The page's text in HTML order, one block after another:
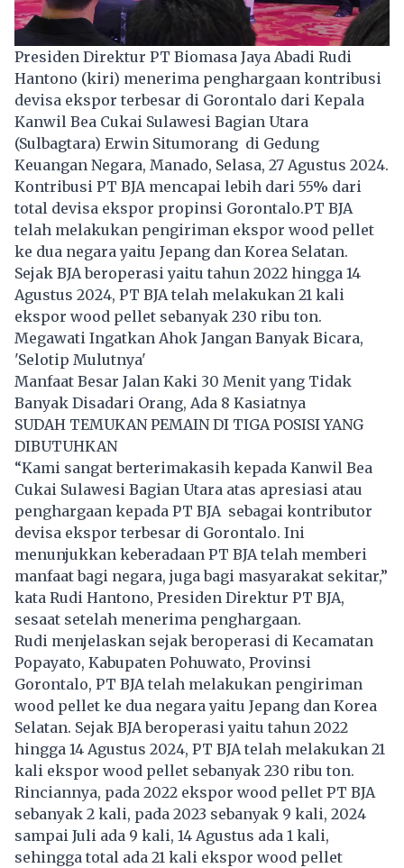
Presiden Direktur PT Biomasa Jaya Abadi Rudi
Hantono (kiri) menerima penghargaan kontribusi
devisa ekspor terbesar di Gorontalo dari Kepala
Kanwil Bea Cukai Sulawesi Bagian Utara
(Sulbagtara) Erwin Situmorang di Gedung
Keuangan Negara, Manado, Selasa, 27 Agustus 2024.
Kontribusi PT BJA mencapai lebih dari 55% dari
total devisa ekspor propinsi Gorontalo.PT BJA
telah melakukan pengiriman ekspor wood pellet
ke dua negara yaitu Jepang dan Korea Selatan.
Sejak BJA beroperasi yaitu tahun 2022 hingga 14
Agustus 2024, PT BJA telah melakukan 21 kali
ekspor wood pellet sebanyak 230 ribu ton.
Megawati Ingatkan Ahok Jangan Banyak Bicara,
'Selotip Mulutnya'
Manfaat Besar Jalan Kaki 30 Menit yang Tidak
Banyak Disadari Orang, Ada 8 Kasiatnya
SUDAH TEMUKAN PEMAIN DI TIGA POSISI YANG
DIBUTUHKAN
“Kami sangat berterimakasih kepada Kanwil Bea
Cukai Sulawesi Bagian Utara atas apresiasi atau
penghargaan kepada PT BJA sebagai kontributor
devisa ekspor terbesar di Gorontalo. Ini
menunjukkan keberadaan PT BJA telah memberi
manfaat bagi negara, juga bagi masyarakat sekitar,”
kata Rudi Hantono, Presiden Direktur PT BJA,
sesaat setelah menerima penghargaan.
Rudi menjelaskan sejak beroperasi di Kecamatan
Popayato, Kabupaten Pohuwato, Provinsi
Gorontalo, PT BJA telah melakukan pengiriman
wood pellet ke dua negara yaitu Jepang dan Korea
Selatan. Sejak BJA beroperasi yaitu tahun 2022
hingga 14 Agustus 2024, PT BJA telah melakukan 21
kali ekspor wood pellet sebanyak 230 ribu ton.
Rinciannya, pada 2022 ekspor wood pellet PT BJA
sebanyak 2 kali, pada 2023 sebanyak 9 kali, 2024
sampai Juli ada 9 kali, 14 Agustus ada 1 kali,
sehingga total ada 21 kali ekspor wood pellet